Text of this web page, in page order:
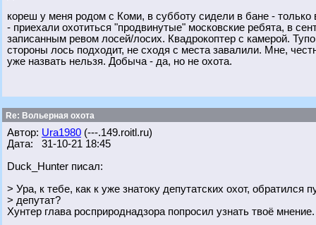
кореш у меня родом с Коми, в субботу сидели в бане - только
- приехали охотиться "продвинутые" московские ребята, в
записанным ревом лосей/лосих. Квадрокоптер с камерой.
стороны лось подходит, не сходя с места завалили. Мне,
уже назвать нельзя. Добыча - да, но не охота.
Re: Вольерная охота
Автор: Ura1980 (---.149.roitl.ru)
Дата: 31-10-21 18:45
Duck_Hunter писал:
> Ура, к тебе, как к уже знатоку депутатских охот, обратился
> депутат?
Хунтер глава росприроднадзора попросил узнать твоё мнение.